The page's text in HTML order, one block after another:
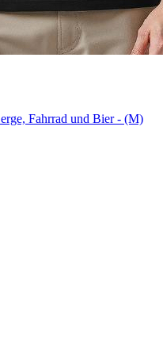
Fahrrad und Bier - (M)